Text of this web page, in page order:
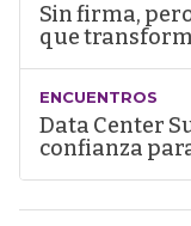
Sin firma,
que
ENCUENTROS
Data Center
confianza